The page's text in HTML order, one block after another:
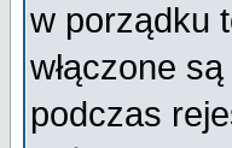
w porządku
włączone
podczas